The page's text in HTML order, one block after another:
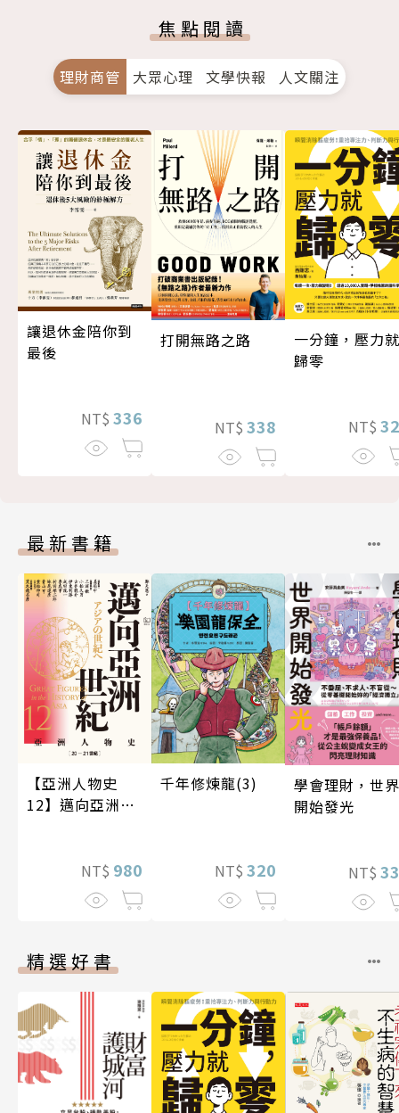
焦點閱讀
理財商管 大眾心理 文學快報 人文關注
讓退休金陪你到
最後
NT$ 336
打開無路之路
NT$ 338
一分鐘，壓力就
歸零
NT$
最新書籍
【亞洲人物史
12】邁向亞洲世
NT$ 980
千年修煉龍(3)
NT$ 320
學會理財，世界
開始發光
NT$
精選好書